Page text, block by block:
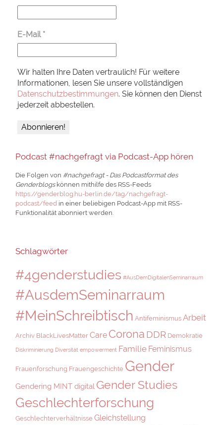
E-Mail *
Wir halten Ihre Daten vertraulich! Für weitere
Informationen, lesen Sie unsere vollständigen
Datenschutzbestimmungen. Sie können den Dienst
jederzeit abbestellen.
Podcast #nachgefragt via Podcast-App hören
Die Folgen von #nachgefragt - Das Podcastformat des
Genderblogskönnen mithilfe des RSS-Feeds
https://genderblog.hu-berlin.de/tag/nachgefragt-
podcast/feed in einer beliebigen Podcast-App mit RSS-
Funktionalität abonniert werden.
Schlagwörter
#4genderstudies #AusDemDigitalenSeminarraum
#AusdemSeminarraum
#MeinSchreibtisch Antifeminismus Arbeit
Archiv BlackLivesMatter Care Corona DDR Demokratie
Diskriminierung Diversität empowerment Familie Feminismus
Frauenforschung Frauengeschichte Gender
Gendering MINT digital Gender Studies
Geschlechterforschung
Geschlechterverhältnisse Gleichstellung